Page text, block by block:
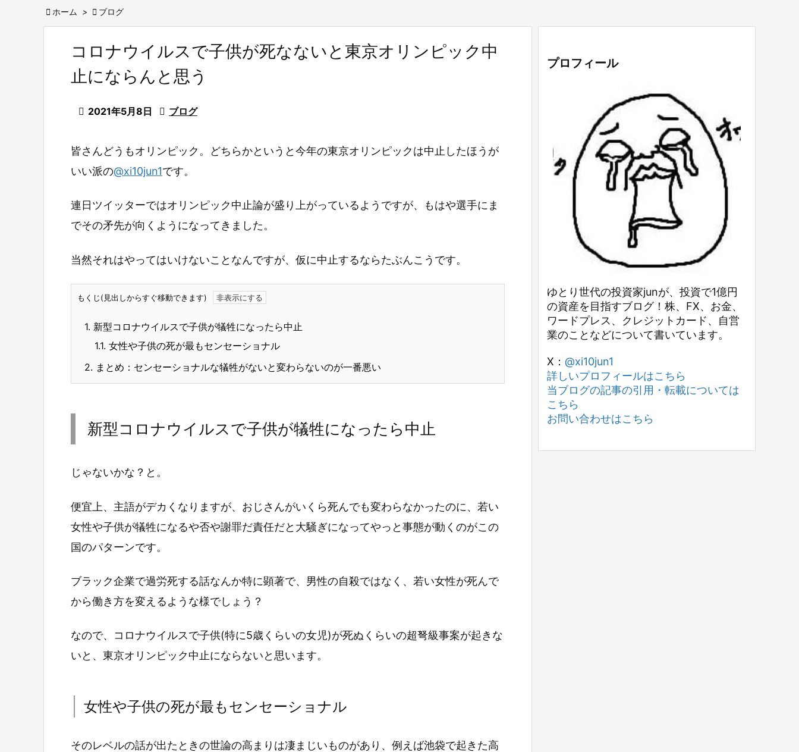
 ホーム >  ブログ
コロナウイルスで子供が死なないと東京オリンピック中
止にならんと思う
 2021年5月8日  ブログ
皆さんどうもオリンピック。どちらかというと今年の東京オリンピックは中止したほうが
いい派の@xi10jun1です。
連日ツイッターではオリンピック中止論が盛り上がっているようですが、もはや選手にま
でその矛先が向くようになってきました。
当然それはやってはいけないことなんですが、仮に中止するならたぶんこうです。
もくじ(見出しからすぐ移動できます)
1. 新型コロナウイルスで子供が犠牲になったら中止
1.1. 女性や子供の死が最もセンセーショナル
2. まとめ：センセーショナルな犠牲がないと変わらないのが一番悪い
新型コロナウイルスで子供が犠牲になったら中止
じゃないかな？と。
便宜上、主語がデカくなりますが、おじさんがいくら死んでも変わらなかったのに、若い
女性や子供が犠牲になるや否や謝罪だ責任だと大騒ぎになってやっと事態が動くのがこの
国のパターンです。
ブラック企業で過労死する話なんか特に顕著で、男性の自殺ではなく、若い女性が死んで
から働き方を変えるような様でしょう？
なので、コロナウイルスで子供(特に5歳くらいの女児)が死ぬくらいの超弩級事案が起きな
いと、東京オリンピック中止にならないと思います。
女性や子供の死が最もセンセーショナル
そのレベルの話が出たときの世論の高まりは凄まじいものがあり、例えば池袋で起きた高
プロフィール
ゆとり世代の投資家junが、投資で1億円
の資産を目指すブログ！株、FX、お金、
ワードプレス、クレジットカード、自営
業のことなどについて書いています。
X： @xi10jun1
詳しいプロフィールはこちら
当ブログの記事の引用・転載については
こちら
お問い合わせはこちら